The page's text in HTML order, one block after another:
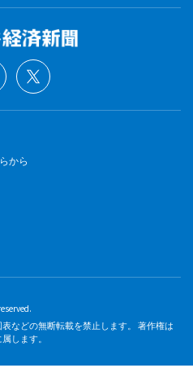
から
などの無断転載を禁止します。 著作権は
します。